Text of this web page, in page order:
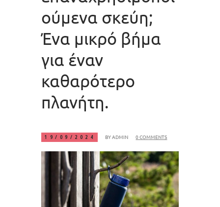
ούμενα σκεύη;
Ένα μικρό βήμα
για έναν
καθαρότερο
πλανήτη.
19/09/2024 BYADMIN 0 COMMENTS